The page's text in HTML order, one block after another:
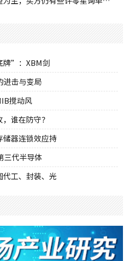
牌”：XBM剑
进击与变局
搅动风
谁在防守？
储器连锁效应持
三代半导体
代工、封装、光